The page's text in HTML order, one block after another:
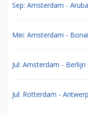
Sep: Amsterdam -
Mei: Amsterdam -
Jul: Amsterdam - Berlijn
Jul: Rotterdam -